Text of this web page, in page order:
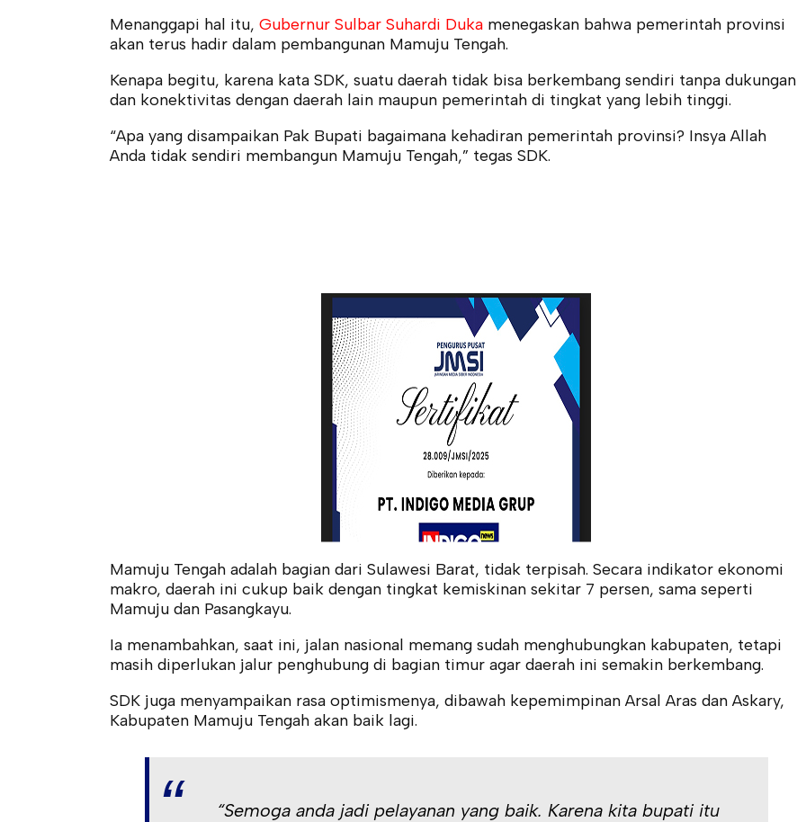
Menanggapi hal itu, Gubernur Sulbar Suhardi Duka menegaskan bahwa pemerintah provinsi
akan terus hadir dalam pembangunan Mamuju Tengah.
Kenapa begitu, karena kata SDK, suatu daerah tidak bisa berkembang sendiri tanpa dukungan
dan konektivitas dengan daerah lain maupun pemerintah di tingkat yang lebih tinggi.
“Apa yang disampaikan Pak Bupati bagaimana kehadiran pemerintah provinsi? Insya Allah
Anda tidak sendiri membangun Mamuju Tengah,” tegas SDK.
Mamuju Tengah adalah bagian dari Sulawesi Barat, tidak terpisah. Secara indikator ekonomi
makro, daerah ini cukup baik dengan tingkat kemiskinan sekitar 7 persen, sama seperti
Mamuju dan Pasangkayu.
Ia menambahkan, saat ini, jalan nasional memang sudah menghubungkan kabupaten, tetapi
masih diperlukan jalur penghubung di bagian timur agar daerah ini semakin berkembang.
SDK juga menyampaikan rasa optimismenya, dibawah kepemimpinan Arsal Aras dan Askary,
Kabupaten Mamuju Tengah akan baik lagi.
“Semoga anda jadi pelayanan yang baik. Karena kita bupati itu